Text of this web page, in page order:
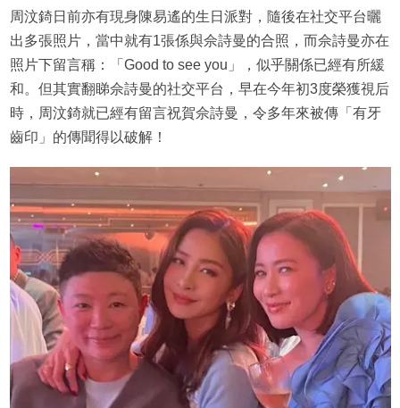
周汶錡日前亦有現身陳易遙的生日派對，隨後在社交平台曬
出多張照片，當中就有1張係與佘詩曼的合照，而佘詩曼亦在
照片下留言稱：「Good to see you」，似乎關係已經有所緩
和。但其實翻睇佘詩曼的社交平台，早在今年初3度榮獲視后
時，周汶錡就已經有留言祝賀佘詩曼，令多年來被傳「有牙
齒印」的傳聞得以破解！